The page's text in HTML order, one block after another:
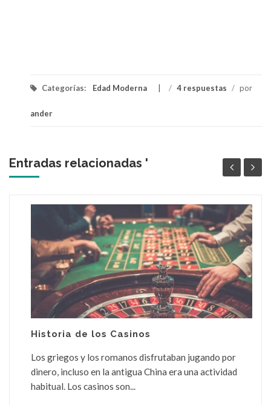
Categorías: Edad Moderna / 4 respuestas / por
ander
Entradas relacionadas '
Historia de los Casinos
Los griegos y los romanos disfrutaban jugando por
dinero, incluso en la antigua China era una actividad
habitual. Los casinos son...